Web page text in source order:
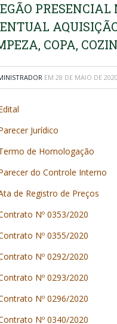
COPA,
EM 28 DE MAIO DE 2020
Jurídico
de Homologação
do Controle Interno
de Registro de Preços
Nº 0353/2020
Nº 0355/2020
Nº 0292/2020
Nº 0293/2020
Nº 0296/2020
Nº 0340/2020